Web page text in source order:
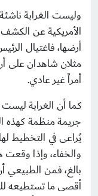
وليست الغرابة
الأمريكية عن
أرضها، فاغتيال
مثلان شاهدان على
أمراً غير عادي.
كما أن الغرابة
جريمة منظمة كهذه
يُراعى في التخطيط
والخفاء، وإذا
بالغ، فمن الطبيعي
أقصى ما تستطيعه